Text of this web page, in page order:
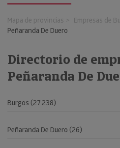
Mapa de provincias Empresas de
Peñaranda De Duero
Directorio de
Peñaranda De